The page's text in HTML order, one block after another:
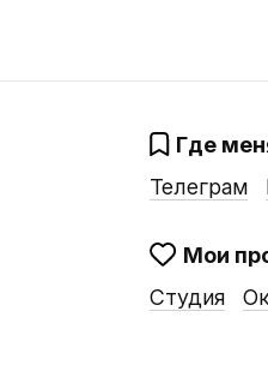
Где
Телеграм
Мои
Студия